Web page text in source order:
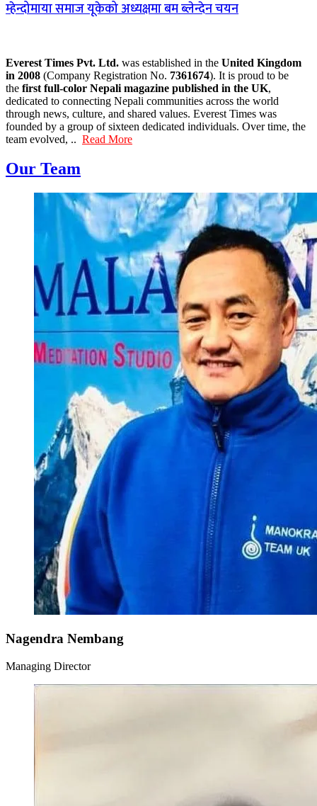
म्हेन्दोमाया समाज यूकेको अध्यक्षमा बम ब्लेन्देन चयन
Everest Times Pvt. Ltd. was established in the United Kingdom
in 2008 (Company Registration No. 7361674). It is proud to be
the first full-color Nepali magazine published in the UK,
dedicated to connecting Nepali communities across the world
through news, culture, and shared values. Everest Times was
founded by a group of sixteen dedicated individuals. Over time, the
team evolved, .. Read More
Our Team
Nagendra Nembang
Managing Director